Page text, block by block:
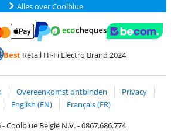
Alles over Coolblue
en Visa via ClickToPay
BestRetail Hi-Fi Electro Brand 2024
Overeenkomst ontbinden
Privacy
English (EN)
Français (FR)
Coolblue België N.V. - 0867.686.774